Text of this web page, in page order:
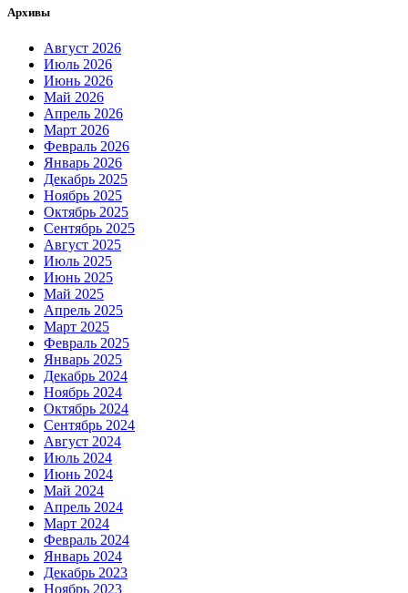
Архивы
Август 2026
Июль 2026
Июнь 2026
Май 2026
Апрель 2026
Март 2026
Февраль 2026
Январь 2026
Декабрь 2025
Ноябрь 2025
Октябрь 2025
Сентябрь 2025
Август 2025
Июль 2025
Июнь 2025
Май 2025
Апрель 2025
Март 2025
Февраль 2025
Январь 2025
Декабрь 2024
Ноябрь 2024
Октябрь 2024
Сентябрь 2024
Август 2024
Июль 2024
Июнь 2024
Май 2024
Апрель 2024
Март 2024
Февраль 2024
Январь 2024
Декабрь 2023
Ноябрь 2023